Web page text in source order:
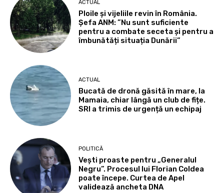
ACTUAL
Ploile și vijeliile revin în România.
Șefa ANM: ”Nu sunt suficiente
pentru a combate seceta și pentru a
îmbunătăți situația Dunării”
ACTUAL
Bucată de dronă găsită în mare, la
Mamaia, chiar lângă un club de fițe.
SRI a trimis de urgență un echipaj
POLITICĂ
Vești proaste pentru „Generalul
Negru”. Procesul lui Florian Coldea
poate începe. Curtea de Apel
validează ancheta DNA